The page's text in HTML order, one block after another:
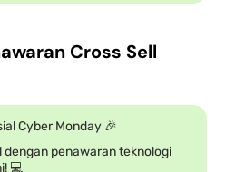
Cross Sell
Cyber Monday 🎉
dengan penawaran teknologi
💻